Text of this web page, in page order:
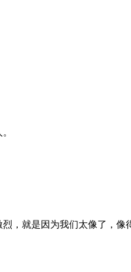
，就是因为我们太像了，像